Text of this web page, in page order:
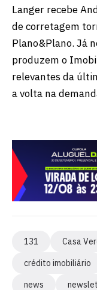
Langer recebe
de corretagem
Plano&Plano. Já
produzem o
relevantes da
a volta na
131 Casa
crédito imobiliário
news